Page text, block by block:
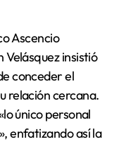
Ascencio
insistió
conceder el
relación cercana.
único personal
enfatizando así la